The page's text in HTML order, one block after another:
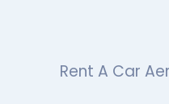
Rent A Car